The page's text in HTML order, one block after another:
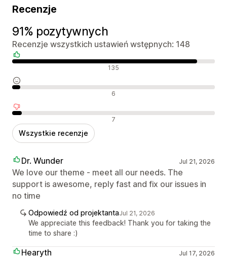
Recenzje
91% pozytywnych
Recenzje wszystkich ustawień wstępnych: 148
Pozytywne recenzje 135
Neutralne recenzje 6
Negatywne recenzje 7
Wszystkie recenzje
Dr. Wunder Jul 21, 2026
We love our theme - meet all our needs. The
support is awesome, reply fast and fix our issues in
no time
Odpowiedź od projektantaJul 21, 2026
We appreciate this feedback! Thank you for taking the
time to share :)
Hearyth Jul 17, 2026